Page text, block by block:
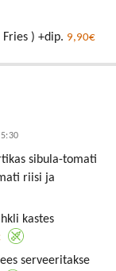
) +dip. 9,90€
sibula-tomati
riisi ja
kastes
serveeritakse